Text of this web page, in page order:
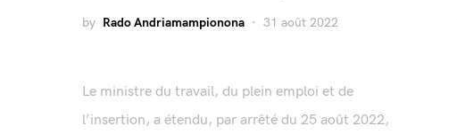
by Rado Andriamampionona 31 août 2022
Le ministre du travail, du plein emploi et de
l’insertion, a étendu, par arrêté du 25 août 2022,